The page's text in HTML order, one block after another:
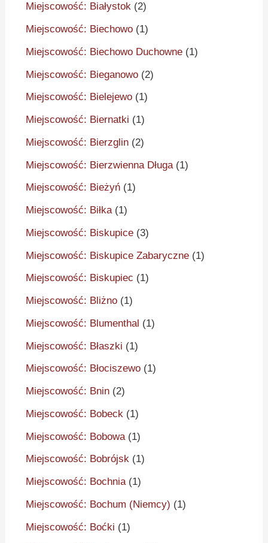
Miejscowość: Białystok (2)
Miejscowość: Biechowo (1)
Miejscowość: Biechowo Duchowne (1)
Miejscowość: Bieganowo (2)
Miejscowość: Bielejewo (1)
Miejscowość: Biernatki (1)
Miejscowość: Bierzglin (2)
Miejscowość: Bierzwienna Długa (1)
Miejscowość: Bieżyń (1)
Miejscowość: Biłka(1)
Miejscowość: Biskupice (3)
Miejscowość: Biskupice Zabaryczne (1)
Miejscowość: Biskupiec (1)
Miejscowość: Bliżno (1)
Miejscowość: Blumenthal (1)
Miejscowość: Błaszki (1)
Miejscowość: Błociszewo (1)
Miejscowość: Bnin (2)
Miejscowość: Bobeck (1)
Miejscowość: Bobowa (1)
Miejscowość: Bobrójsk (1)
Miejscowość: Bochnia(1)
Miejscowość: Bochum (Niemcy) (1)
Miejscowość: Boćki (1)